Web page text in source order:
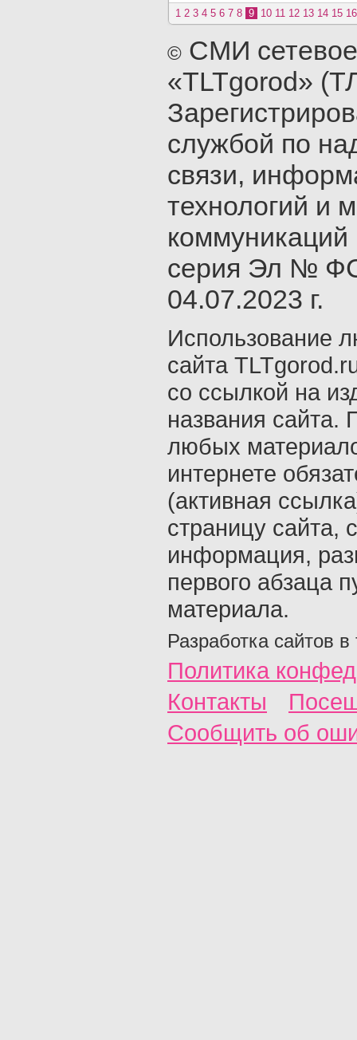
1 2 3 4 5 6 7 8 9 10 11 12 13 14 15 16
© СМИ
«TLTgorod»
службой по
связи,
технологий и
серия Эл №
04.07.2023 г.
Использование
сайта
со ссылкой на
названия сайта.
любых
интернете
(активная
страницу сайта,
информация,
первого абзаца
материала.
Разработка сайтов в
Политика
Контакты
Сообщить об